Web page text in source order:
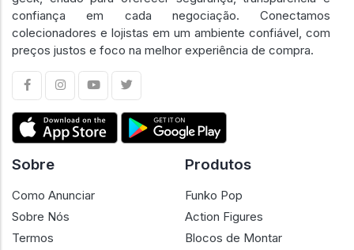
confiança em cada negociação. Conectamos
colecionadores e lojistas em um ambiente confiável, com
preços justos e foco na melhor experiência de compra.
Sobre
Como Anunciar
Sobre Nós
Termos
Produtos
Funko Pop
Action Figures
Blocos de Montar